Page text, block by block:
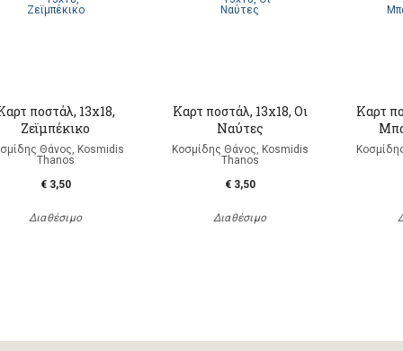
ποστάλ, 13x18,
Ζεϊμπέκικο
Θάνος, Kosmidis
Thanos
€ 3,50
Διαθέσιμο
Καρτ ποστάλ, 13x18, Οι
Ναύτες
Κοσμίδης Θάνος, Kosmidis
Thanos
€ 3,50
Διαθέσιμο
Καρτ